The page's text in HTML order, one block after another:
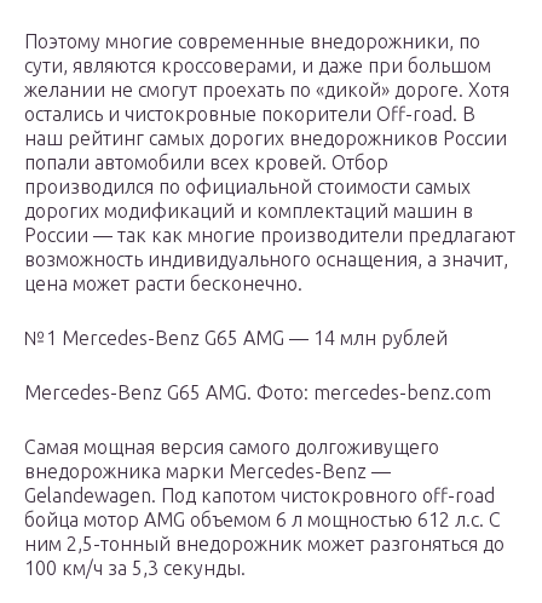
Поэтому многие современные внедорожники, по
сути, являются кроссоверами, и даже при большом
желании не смогут проехать по «дикой» дороге. Хотя
остались и чистокровные покорители Off-road. В
наш рейтинг самых дорогих внедорожников России
попали автомобили всех кровей. Отбор
производился по официальной стоимости самых
дорогих модификаций и комплектаций машин в
России — так как многие производители предлагают
возможность индивидуального оснащения, а значит,
цена может расти бесконечно.
№1 Mercedes-Benz G65 AMG — 14 млн рублей
Mercedes-Benz G65 AMG. Фото: mercedes-benz.com
Самая мощная версия самого долгоживущего
внедорожника марки Mercedes-Benz —
Gelandewagen. Под капотом чистокровного off-road
бойца мотор AMG объемом 6 л мощностью 612 л.с. С
ним 2,5-тонный внедорожник может разгоняться до
100 км/ч за 5,3 секунды.